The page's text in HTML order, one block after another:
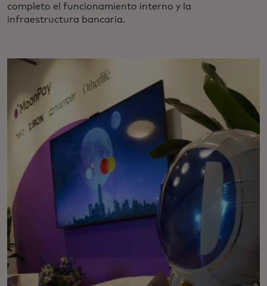
completo el funcionamiento interno y la
infraestructura bancaria.